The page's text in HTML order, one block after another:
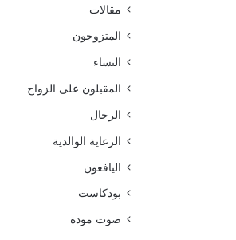
مقالات
المتزوجون
النساء
المقبلون على الزواج
الرجال
الرعاية الوالدية
اليافعون
بودكاست
صوت مودة